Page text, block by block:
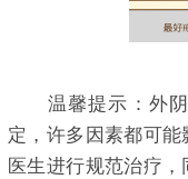
温馨提示：外阴
定，许多因素都可
医生进行规范治疗